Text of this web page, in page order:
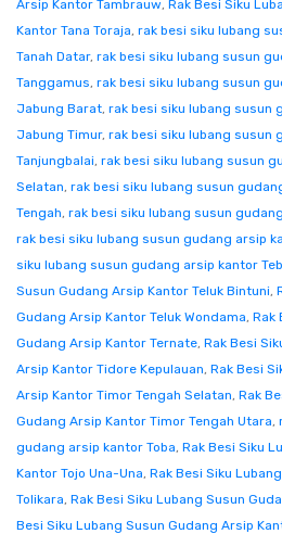
Arsip Kantor Tambrauw, Rak Besi Siku
Kantor Tana Toraja, rak besi siku lubang
Tanah Datar, rak besi siku lubang susun
Tanggamus, rak besi siku lubang susun
Jabung Barat, rak besi siku lubang susun
Jabung Timur, rak besi siku lubang susun
Tanjungbalai, rak besi siku lubang susun
Selatan, rak besi siku lubang susun
Tengah, rak besi siku lubang susun
rak besi siku lubang susun gudang arsip
siku lubang susun gudang arsip kantor
Susun Gudang Arsip Kantor Teluk Bintuni,
Gudang Arsip Kantor Teluk Wondama, Rak
Gudang Arsip Kantor Ternate, Rak Besi
Arsip Kantor Tidore Kepulauan, Rak Besi
Arsip Kantor Timor Tengah Selatan, Rak
Gudang Arsip Kantor Timor Tengah Utara,
gudang arsip kantor Toba, Rak Besi Siku
Kantor Tojo Una-Una, Rak Besi Siku
Tolikara, Rak Besi Siku Lubang Susun
Besi Siku Lubang Susun Gudang Arsip